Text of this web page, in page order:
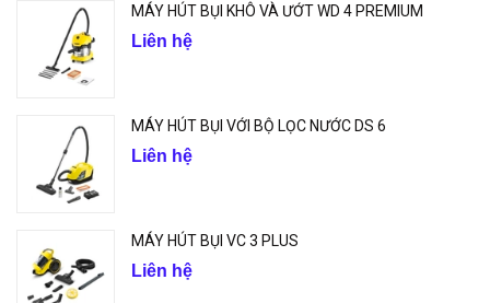
MÁY HÚT BỤI KHÔ VÀ ƯỚT WD 4 PREMIUM
Liên hệ
MÁY HÚT BỤI VỚI BỘ LỌC NƯỚC DS 6
Liên hệ
MÁY HÚT BỤI VC 3 PLUS
Liên hệ